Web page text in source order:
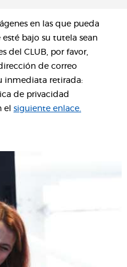
en las que pueda
bajo su tutela sean
del CLUB, por favor,
de correo
inmediata retirada:
de privacidad
el siguiente enlace.